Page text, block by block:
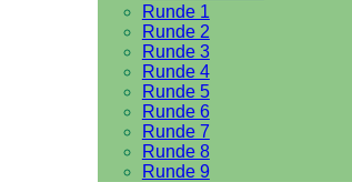
Runde 1
Runde 2
Runde 3
Runde 4
Runde 5
Runde 6
Runde 7
Runde 8
Runde 9